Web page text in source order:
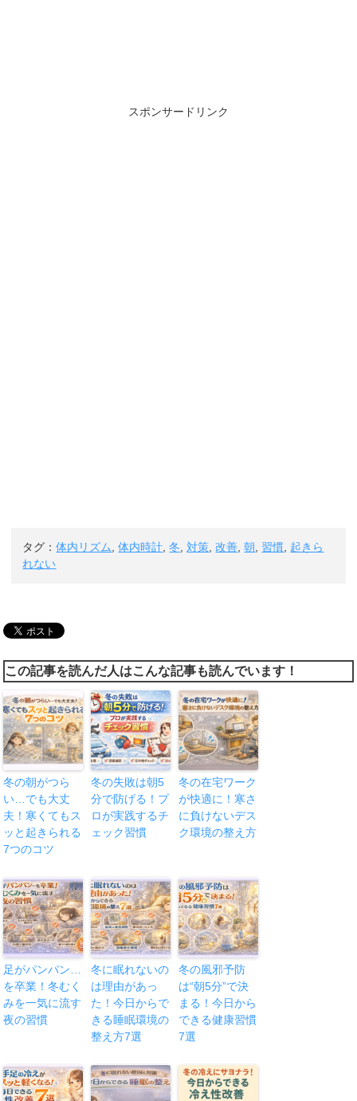
スポンサードリンク
タグ：体内リズム ,体内時計 ,冬 ,対策 ,改善 ,朝 習慣 起きら
れない
この記事を読んだ人はこんな記事も読んでいます！
冬の朝がつら
い…でも大丈
夫！寒くてもス
ッと起きられる
7つのコツ
冬の失敗は朝5
分で防げる！プ
ロが実践するチ
ェック習慣
冬の在宅ワーク
が快適に！寒さ
に負けないデス
ク環境の整え方
足がパンパン…
を卒業！冬むく
みを一気に流す
夜の習慣
冬に眠れないの
は理由があっ
た！今日からで
きる睡眠環境の
整え方7選
冬の風邪予防
は“朝5分”で決
まる！今日から
できる健康習慣
7選